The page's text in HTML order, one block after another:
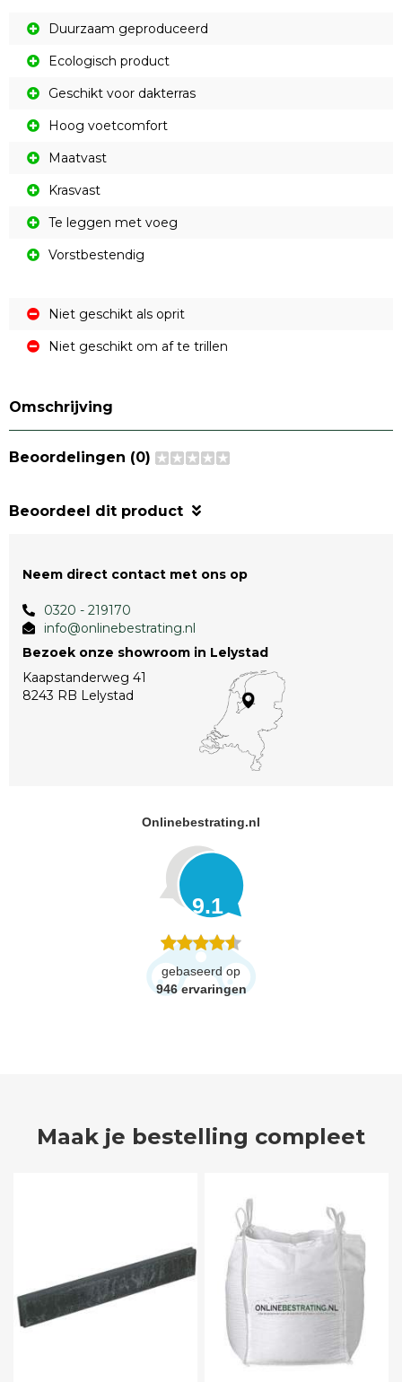
Duurzaam geproduceerd
Ecologisch product
Geschikt voor dakterras
Hoog voetcomfort
Maatvast
Krasvast
Te leggen met voeg
Vorstbestendig
Niet geschikt als oprit
Niet geschikt om af te trillen
Omschrijving
Beoordelingen (0)
Beoordeel dit product
Neem direct contact met ons op
0320 - 219170
info@onlinebestrating.nl
Bezoek onze showroom in Lelystad
Kaapstanderweg 41
8243 RB Lelystad
Onlinebestrating.nl
9.1
gebaseerd op
946 ervaringen
Maak je bestelling compleet